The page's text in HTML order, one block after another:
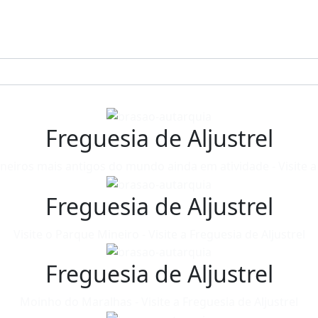
Freguesia de Aljustrel
Freguesia de Aljustrel
Freguesia de Aljustrel